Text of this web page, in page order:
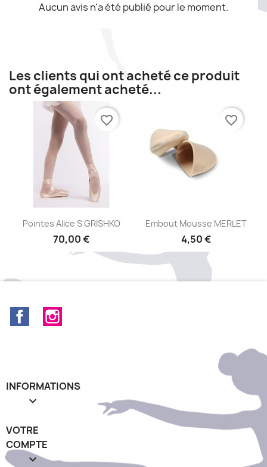
Aucun avis n'a été publié pour le moment.
Les clients qui ont acheté ce produit
ont également acheté...
Aperçu rapide
Pointes Alice S GRISHKO
70,00 €
favorite_border
Aperçu rapide
Embout Mousse MERLET
4,50 €
favorite_border
Facebook
INFORMATIONS

VOTRE
COMPTE
